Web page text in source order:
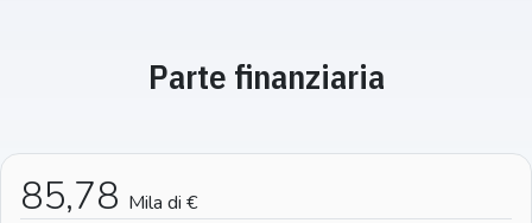
Parte finanziaria
85,78 Mila di €